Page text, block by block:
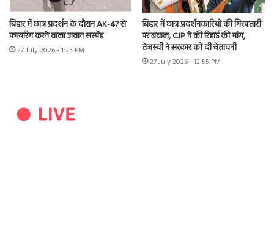
बिहार में छात्र प्रदर्शन के दौरान AK-47 से
फायरिंग करने वाला जवान सस्पेंड
27 July 2026 - 1:25 PM
बिहार में छात्र प्रदर्शनकारियों की गिरफ्तारी
पर बवाल, CJP ने की रिहाई की मांग,
तेजस्वी ने सरकार को दी चेतावनी
27 July 2026 - 12:55 PM